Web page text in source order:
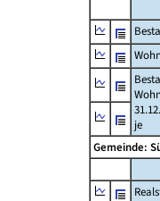
je
Gemeinde: